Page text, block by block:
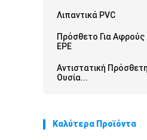
Λιπαντικά PVC
Πρόσθετο Για Αφρούς
EPE
Αντιστατική Πρόσθετη
Ουσία...
Καλύτερα Προϊόντα